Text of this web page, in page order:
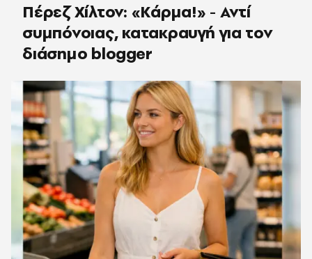
Πέρεζ Χίλτον: «Κάρμα!» - Αντί
συμπόνοιας, κατακραυγή για τον
διάσημο blogger